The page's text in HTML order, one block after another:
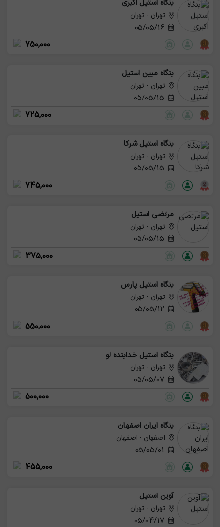
بنگاه استیل اکبری
تهران - تهران
05/05/16
750,000
بنگاه مبین استیل
تهران - تهران
725,000
بنگاه استیل شرکا
تهران - تهران
745,000
مرتضی استیل
تهران - تهران
375,000
بنگاه استیل پارس
تهران - تهران
550,000
بنگاه استیل خدابنده لو
تهران - تهران
05/05/07
500,000
بنگاه ایران اصفهان
اصفهان - اصفهان
455,000
آوین استیل
تهران - تهران
05/04/17